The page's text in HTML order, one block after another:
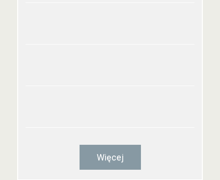
Więcej